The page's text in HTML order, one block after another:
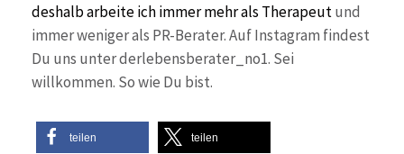
deshalb arbeite ich immer mehr als Therapeutund
immer weniger als PR-Berater. Auf Instagram findest
Du uns unter derlebensberater_no1. Sei
willkommen. So wie Du bist.
teilen teilen